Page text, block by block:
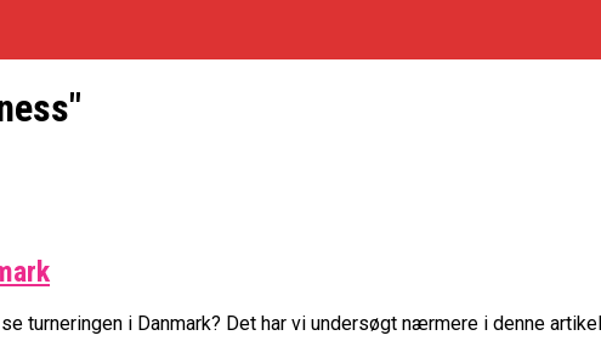
Point Guard På Plads
turneringen i Danmark? Det har vi undersøgt nærmere i denne